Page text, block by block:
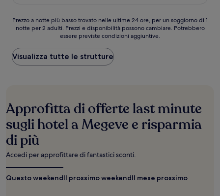
Prezzo
più
basso
trovato
per
un
soggiorno
di
1
notte
2
adulti.
Prezzo a notte più basso trovato nelle ultime 24 ore, per un soggiorno di 1
notte per 2 adulti. Prezzi e disponibilità possono cambiare. Potrebbero
essere previste condizioni aggiuntive.
Visualizza tutte le strutture
Approfitta di offerte last minute
sugli hotel a Megeve e risparmia
di più
Accedi per approfittare di fantastici sconti.
Questo weekendIl prossimo weekendIl mese prossimo